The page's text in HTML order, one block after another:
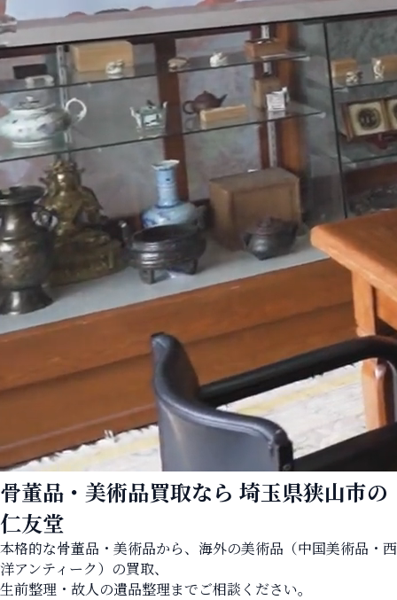
骨董品・美術品買取なら 埼玉県狭山市の
仁友堂
本格的な骨董品・美術品から、海外の美術品（中国美術品・西
洋アンティーク）の買取、
生前整理・故人の遺品整理までご相談ください。